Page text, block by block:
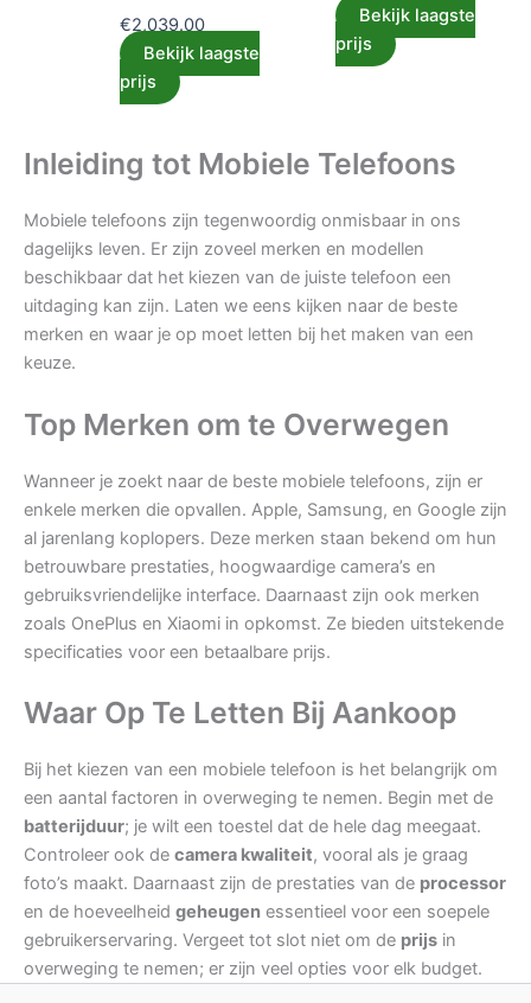
€2,039.00
Bekijk laagste
prijs
Bekijk laagste
prijs
Inleiding tot Mobiele Telefoons
Mobiele telefoons zijn tegenwoordig onmisbaar in ons
dagelijks leven. Er zijn zoveel merken en modellen
beschikbaar dat het kiezen van de juiste telefoon een
uitdaging kan zijn. Laten we eens kijken naar de beste
merken en waar je op moet letten bij het maken van een
keuze.
Top Merken om te Overwegen
Wanneer je zoekt naar de beste mobiele telefoons, zijn er
enkele merken die opvallen. Apple, Samsung, en Google zijn
al jarenlang koplopers. Deze merken staan bekend om hun
betrouwbare prestaties, hoogwaardige camera’s en
gebruiksvriendelijke interface. Daarnaast zijn ook merken
zoals OnePlus en Xiaomi in opkomst. Ze bieden uitstekende
specificaties voor een betaalbare prijs.
Waar Op Te Letten Bij Aankoop
Bij het kiezen van een mobiele telefoon is het belangrijk om
een aantal factoren in overweging te nemen. Begin met de
batterijduur; je wilt een toestel dat de hele dag meegaat.
Controleer ook de camera kwaliteit, vooral als je graag
foto’s maakt. Daarnaast zijn de prestaties van de processor
en de hoeveelheid geheugen essentieel voor een soepele
gebruikerservaring. Vergeet tot slot niet om de prijs in
overweging te nemen; er zijn veel opties voor elk budget.